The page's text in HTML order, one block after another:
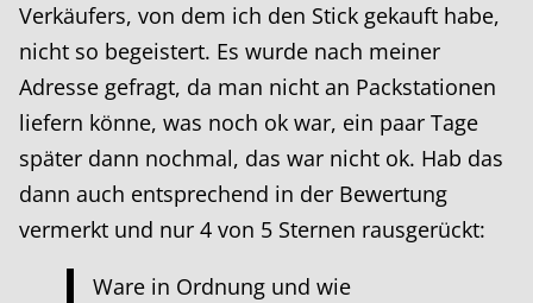
Verkäufers, von dem ich den Stick gekauft habe,
nicht so begeistert. Es wurde nach meiner
Adresse gefragt, da man nicht an Packstationen
liefern könne, was noch ok war, ein paar Tage
später dann nochmal, das war nicht ok. Hab das
dann auch entsprechend in der Bewertung
vermerkt und nur 4 von 5 Sternen rausgerückt:
Ware in Ordnung und wie